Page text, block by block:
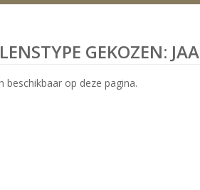
BEVESTIGEN
GEKOZEN:
beschikbaar op deze pagina.